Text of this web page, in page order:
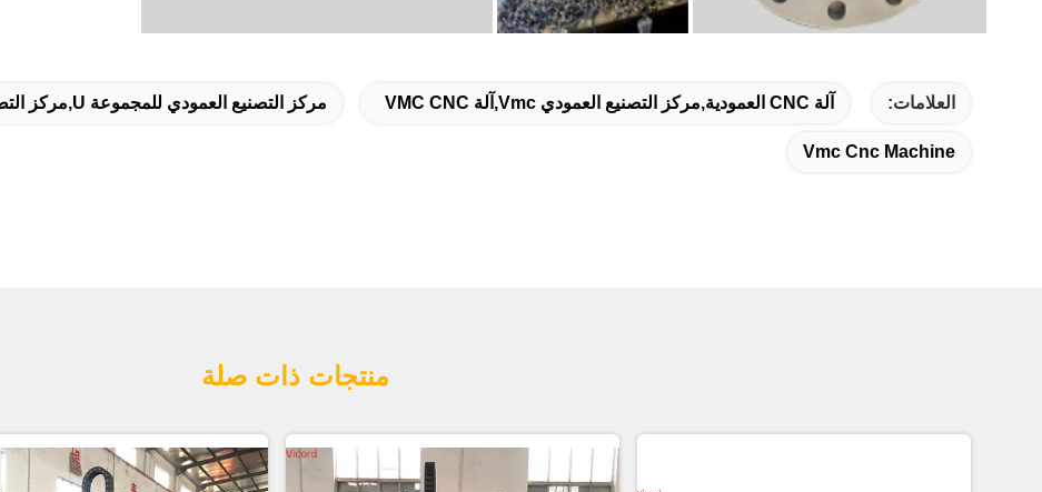
العلامات: آلة CNC العمودية,مركز التصنيع العمودي Vmc,آلة VMC CNC مركز التصنيع العمودي للمجموعة U,مركز التصنيع العمودي Φ340,آلة حفر لـ VMC للبيع
Vmc Cnc Machine
منتجات ذات صلة